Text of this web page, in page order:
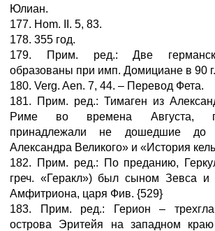
Юлиан.
177. Hom. II. 5, 83.
178. 355 год.
179. Прим. ред.: Две
образованы при имп. Домициане в 90 г.
180. Verg. Aen. 7, 44. – Перевод Фета.
181. Прим. ред.: Тимаген из
Риме во времена Августа,
принадлежали не дошедшие до
Александра Великого» и «История
182. Прим. ред.: По преданию,
греч. «Геракл») был сыном Зевса
Амфитриона, царя Фив. {529}
183. Прим. ред.: Герион –
острова Эритейя на западном краю